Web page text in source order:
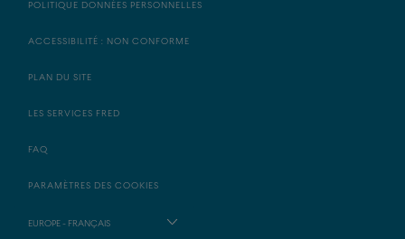
POLITIQUE DONNÉES PERSONNELLES
ACCESSIBILITÉ : NON CONFORME
PLAN DU SITE
LES SERVICES FRED
FAQ
PARAMÈTRES DES COOKIES
EUROPE - FRANÇAIS